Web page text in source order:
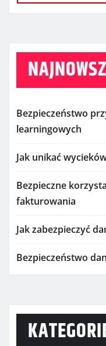
Bezpieczeństwo
learningowych
Jak unikać
Bezpieczne
fakturowania
Jak zabezpieczyć
Bezpieczeństwo